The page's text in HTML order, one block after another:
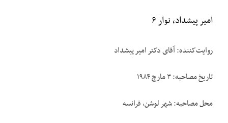
امیر پیشداد، نوار ۶
روایت‌کننده: آقای دکتر امیر پیشداد
تاریخ مصاحبه: ۳ مارچ ۱۹۸۴
محل مصاحبه: شهر لوشن، فرانسه